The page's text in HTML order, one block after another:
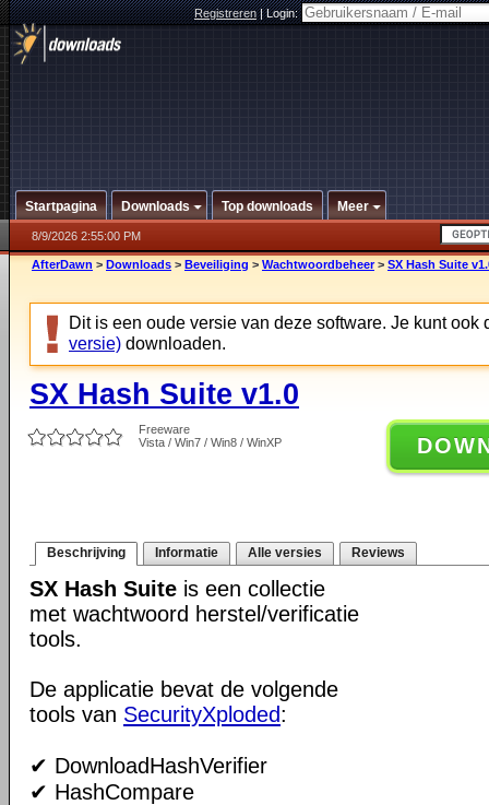
Registreren|Login:
Startpagina Downloads Top downloads Meer
8/9/2026 2:55:00 PM
AfterDawn > Downloads > Beveiliging > Wachtwoordbeheer > SX Hash Suite
Dit is een oude versie van deze software. Je kunt ook
versie) downloaden.
SX Hash Suite v1.0
Freeware
Vista / Win7 / Win8 / WinXP
Beschrijving Informatie Alle versies Reviews
SX Hash Suite is een collectie
met wachtwoord herstel/verificatie
tools.
De applicatie bevat de volgende
tools van SecurityXploded:
✔ DownloadHashVerifier
✔ HashCompare